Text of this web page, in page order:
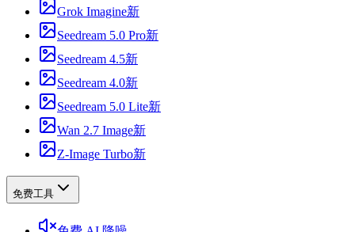
Grok Imagine新
Seedream 5.0 Pro新
Seedream 4.5新
Seedream 4.0新
Seedream 5.0 Lite新
Wan 2.7 Image新
Z-Image Turbo新
免费工具